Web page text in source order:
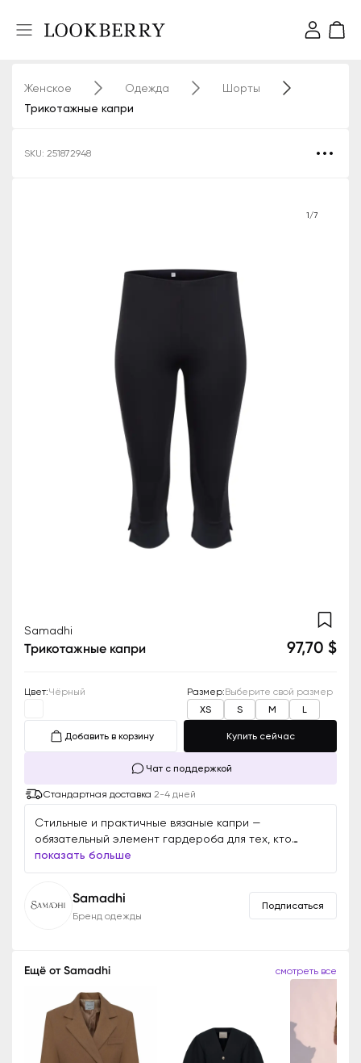
Женское Одежда
Шорты
Трикотажные капри
SKU: 251872948
1/7
Samadhi
Трикотажные капри 97,70 $
Цвет:Чёрный Размер:Выберите свой размер
XS
S M L
Добавить в корзину Купить сейчас
Чат с поддержкой
Стандартная доставка 2-4 дней
Стильные и практичные вязаные капри —
обязательный элемент гардероба для тех, кто
любит моду. Модель выполнена из эластичного
трикотажа, который хорошо сидит, не стесняя
удобной эластичной манжетой внизу добавляет
образу современности и динамизма. Черный —
элементами гардероба. Он идеально подходит для
создания повседневных, неформальных или даже
элегантных повседневных образов.
показать больше
Samadhi
Бренд одежды
Подписаться
Ещё от Samadhi смотреть все